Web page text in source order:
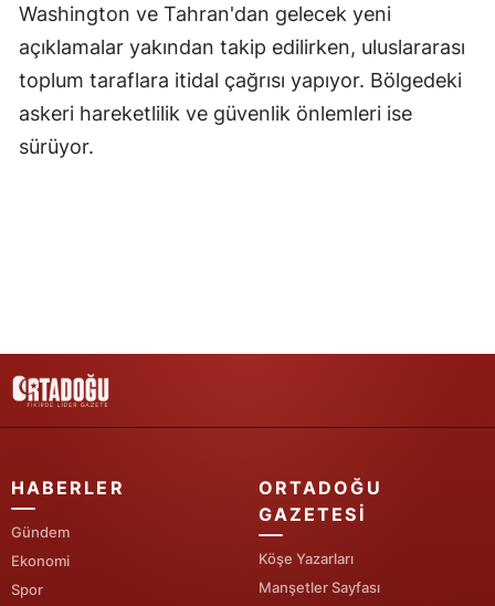
Uşak
Van
Yozgat
Kırıkkale
Bartın
Ardahan
Iğdır
Washington ve Tahran'dan gelecek yeni
açıklamalar yakından takip edilirken, uluslararası
toplum taraflara itidal çağrısı yapıyor. Bölgedeki
askeri hareketlilik ve güvenlik önlemleri ise
sürüyor.
HABERLER
Gündem
Ekonomi
Spor
ORTADOĞU
GAZETESI
Köşe Yazarları
Manşetler Sayfası